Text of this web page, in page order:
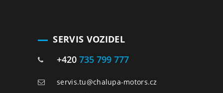
SERVIS VOZIDEL
+420 735 799 777
servis.tu@chalupa-motors.cz